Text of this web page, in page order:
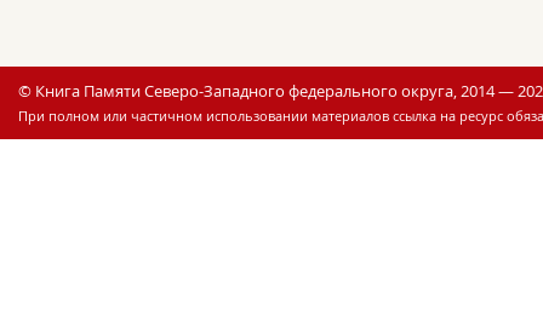
© Книга Памяти Северо-Западного федерального округа, 2014 —
При полном или частичном использовании материалов ссылка на ресурс